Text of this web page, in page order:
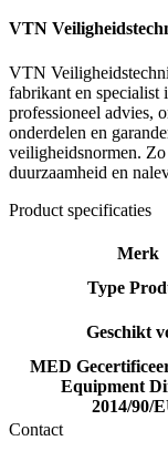
VTN
VTN
fabrikant en specialist
professioneel advies,
onderdelen en
veiligheidsnormen.
duurzaamheid en
Product specificaties
Merk
Type
Geschikt
MED
Equipment
2014/90/
Contact